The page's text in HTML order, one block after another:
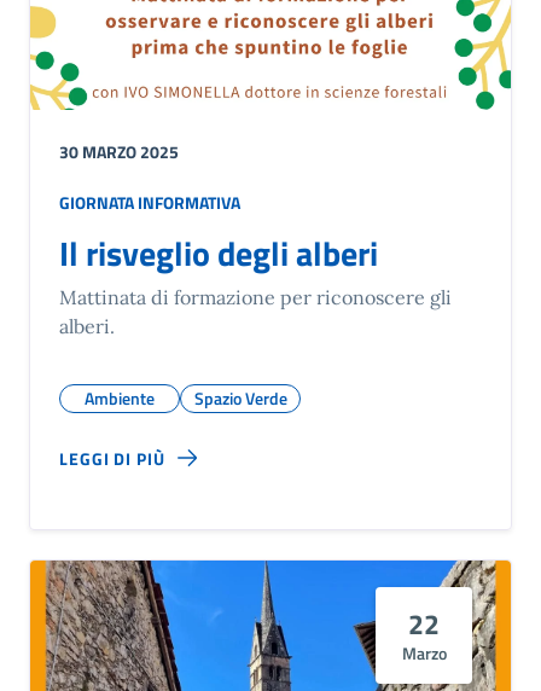
30 MARZO 2025
GIORNATA INFORMATIVA
Il risveglio degli alberi
Mattinata di formazione per riconoscere gli
alberi.
Ambiente Spazio Verde
LEGGI DI PIÙ
22
Marzo